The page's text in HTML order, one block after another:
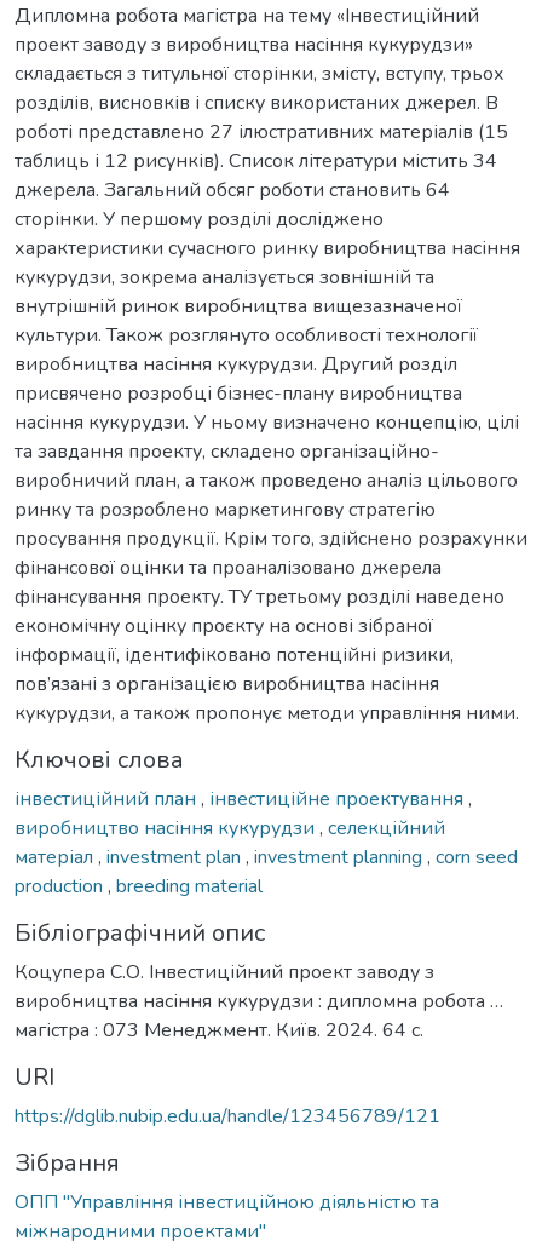
Дипломна робота магістра на тему «Інвестиційний
проект заводу з виробництва насіння кукурудзи»
складається з титульної сторінки, змісту, вступу, трьох
розділів, висновків і списку використаних джерел. В
роботі представлено 27 ілюстративних матеріалів (15
таблиць і 12 рисунків). Список літератури містить 34
джерела. Загальний обсяг роботи становить 64
сторінки. У першому розділі досліджено
характеристики сучасного ринку виробництва насіння
кукурудзи, зокрема аналізується зовнішній та
внутрішній ринок виробництва вищезазначеної
культури. Також розглянуто особливості технології
виробництва насіння кукурудзи. Другий розділ
присвячено розробці бізнес-плану виробництва
насіння кукурудзи. У ньому визначено концепцію, цілі
та завдання проекту, складено організаційно-
виробничий план, а також проведено аналіз цільового
ринку та розроблено маркетингову стратегію
просування продукції. Крім того, здійснено розрахунки
фінансової оцінки та проаналізовано джерела
фінансування проекту. ТУ третьому розділі наведено
економічну оцінку проєкту на основі зібраної
інформації, ідентифіковано потенційні ризики,
пов’язані з організацією виробництва насіння
кукурудзи, а також пропонує методи управління ними.
Ключові слова
інвестиційний план , інвестиційне проектування ,
виробництво насіння кукурудзи , селекційний
матеріал , investment plan , investment planning , corn seed
production , breeding material
Бібліографічний опис
Коцупера С.О. Інвестиційний проект заводу з
виробництва насіння кукурудзи : дипломна робота …
магістра : 073 Менеджмент. Київ. 2024. 64 с.
URI
https://dglib.nubip.edu.ua/handle/123456789/121
Зібрання
ОПП "Управління інвестиційною діяльністю та
міжнародними проектами"